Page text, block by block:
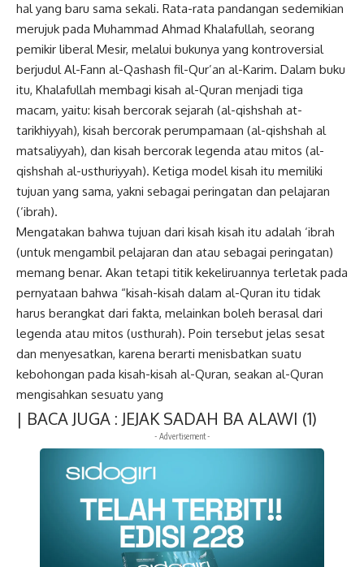
hal yang baru sama sekali. Rata-rata pandangan sedemikian
merujuk pada Muhammad Ahmad Khalafullah, seorang
pemikir liberal Mesir, melalui bukunya yang kontroversial
berjudul Al-Fann al-Qashash fil-Qur’an al-Karim. Dalam buku
itu, Khalafullah membagi kisah al-Quran menjadi tiga
macam, yaitu: kisah bercorak sejarah (al-qishshah at-
tarikhiyyah), kisah bercorak perumpamaan (al-qishshah al
matsaliyyah), dan kisah bercorak legenda atau mitos (al-
qishshah al-usthuriyyah). Ketiga model kisah itu memiliki
tujuan yang sama, yakni sebagai peringatan dan pelajaran
(‘ibrah).
Mengatakan bahwa tujuan dari kisah kisah itu adalah ‘ibrah
(untuk mengambil pelajaran dan atau sebagai peringatan)
memang benar. Akan tetapi titik kekeliruannya terletak pada
pernyataan bahwa “kisah-kisah dalam al-Quran itu tidak
harus berangkat dari fakta, melainkan boleh berasal dari
legenda atau mitos (usthurah). Poin tersebut jelas sesat
dan menyesatkan, karena berarti menisbatkan suatu
kebohongan pada kisah-kisah al-Quran, seakan al-Quran
mengisahkan sesuatu yang
| BACA JUGA : JEJAK SADAH BA ALAWI (1)
- Advertisement -